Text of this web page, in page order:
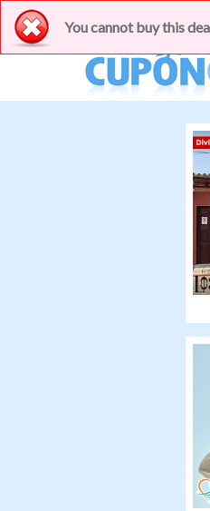
You cannot buy this